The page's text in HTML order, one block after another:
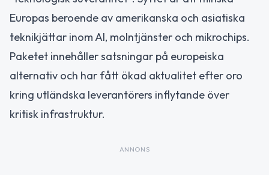
Europas beroende av amerikanska och asiatiska
teknikjättar inom AI, molntjänster och mikrochips.
Paketet innehåller satsningar på europeiska
alternativ och har fått ökad aktualitet efter oro
kring utländska leverantörers inflytande över
kritisk infrastruktur.
ANNONS